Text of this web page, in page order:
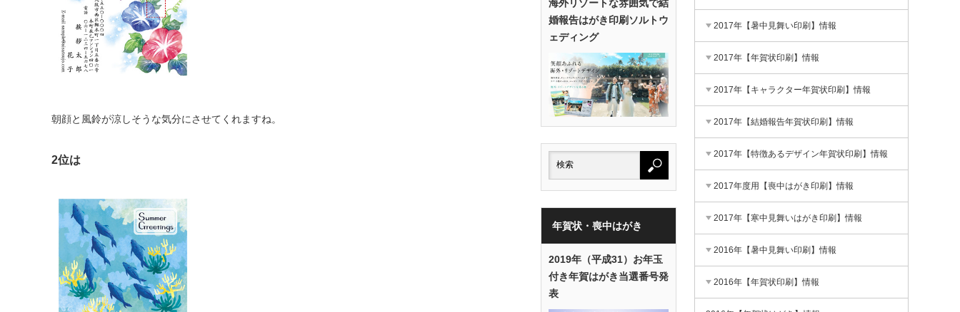
朝顔と風鈴が涼しそうな気分にさせてくれますね。
2位は
海外リゾートな雰囲気で結
婚報告はがき印刷ソルトウ
ェディング
年賀状・喪中はがき
2019年（平成31）お年玉
付き年賀はがき当選番号発
表
2017年【暑中見舞い印刷】情報
2017年【年賀状印刷】情報
2017年【キャラクター年賀状印刷】情報
2017年【結婚報告年賀状印刷】情報
2017年【特徴あるデザイン年賀状印刷】情報
2017年度用【喪中はがき印刷】情報
2017年【寒中見舞いはがき印刷】情報
2016年【暑中見舞い印刷】情報
2016年【年賀状印刷】情報